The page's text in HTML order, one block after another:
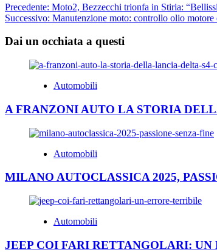
Navigazione
articolo
Precedente: Moto2, Bezzecchi trionfa in Stiria:
Successivo: Manutenzione moto: controllo olio
Dai un occhiata a questi
Automobili
A FRANZONI AUTO LA STORIA
Automobili
MILANO AUTOCLASSICA 2025,
Automobili
JEEP COI FARI RETTANGOLARI: